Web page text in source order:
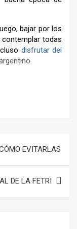
bajar por los
todas
disfrutar del
EVITARLAS
DE LA FETRI